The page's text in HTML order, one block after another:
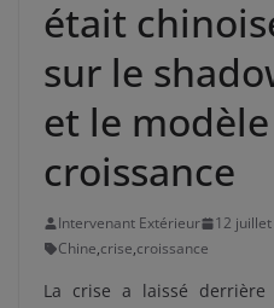
était
sur le
et le
croissance
Intervenant Extérieur 12
Chine,crise,croissance
La crise a laissé